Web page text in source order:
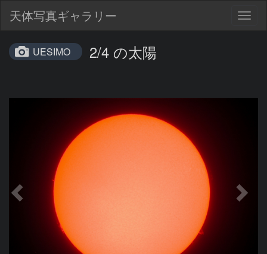
天体写真ギャラリー
UESIMO 2/4 の太陽